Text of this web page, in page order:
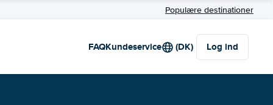
Populære destinationer
FAQKundeservice (DK) Log ind